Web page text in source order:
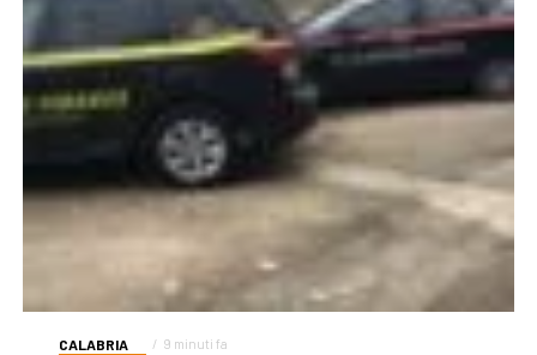
CALABRIA 9 minuti fa